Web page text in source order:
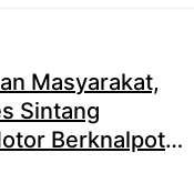
Masyarakat,
Sintang
Berknalpot
Point Pagi